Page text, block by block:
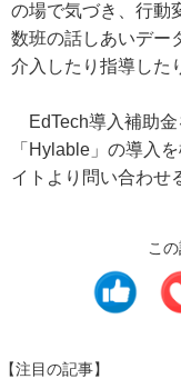
の場で気づき、行動
数班の話しあいデー
介入したり指導した
EdTech導入補助金
「Hylable」の導入
イトより問い合わせ
こ
【注目の記事】